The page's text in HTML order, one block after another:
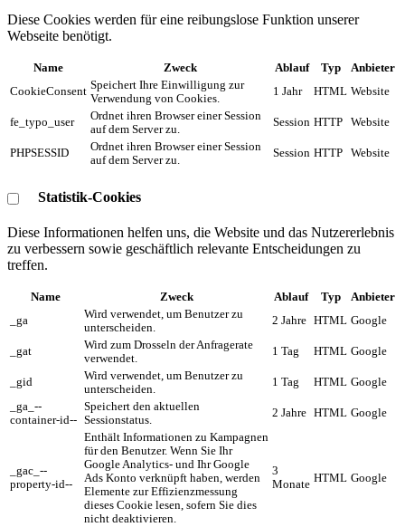
Diese Cookies werden für eine reibungslose Funktion unserer
Webseite benötigt.
Name Zweck Ablauf Typ
Anbieter
CookieConsent Speichert Ihre Einwilligung zur
Verwendung von Cookies.
1 Jahr HTML Website
fe_typo_user
Ordnet ihren Browser einer Session
auf dem Server zu.
Session HTTP Website
PHPSESSID
Ordnet ihren Browser einer Session
auf dem Server zu.
Session HTTP Website
Statistik-Cookies
Diese Informationen helfen uns, die Website und das Nutzererlebnis
zu verbessern sowie geschäftlich relevante Entscheidungen zu
treffen.
Name Zweck Ablauf Typ
Anbieter
_ga
Wird verwendet, um Benutzer zu
unterscheiden.
2 Jahre HTML Google
_gat
Wird zum Drosseln der Anfragerate
verwendet.
1 Tag HTML Google
_gid
Wird verwendet, um Benutzer zu
unterscheiden.
1 Tag HTML Google
_ga_--
container-id--
Speichert den aktuellen
Sessionstatus.
2 Jahre HTML Google
_gac_--
property-id--
Enthält Informationen zu Kampagnen
für den Benutzer. Wenn Sie Ihr
Google Analytics- und Ihr Google
Ads Konto verknüpft haben, werden
Elemente zur Effizienzmessung
dieses Cookie lesen, sofern Sie dies
nicht deaktivieren.
3
Monate HTML Google